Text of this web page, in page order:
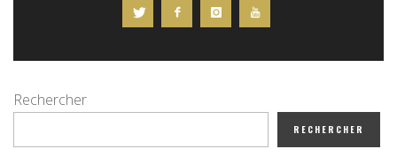
Rechercher
RECHERCHER